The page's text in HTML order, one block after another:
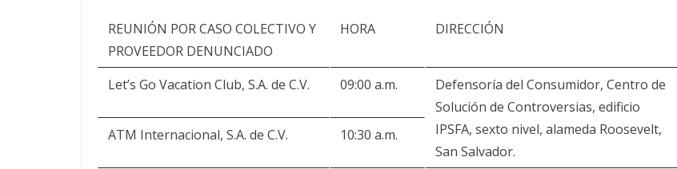
REUNIÓN POR CASO COLECTIVO Y
PROVEEDOR DENUNCIADO
HORA DIRECCIÓN
Let’s Go Vacation Club, S.A. de C.V. 09:00 a.m.
Defensoría del Consumidor, Centro de
Solución de Controversias, edificio
IPSFA, sexto nivel, alameda Roosevelt,
San Salvador.
ATM Internacional, S.A. de C.V. 10:30 a.m.